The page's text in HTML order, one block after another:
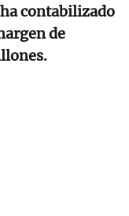
contabilizado
de